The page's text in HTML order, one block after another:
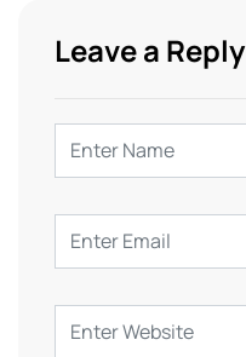
Leave a Reply